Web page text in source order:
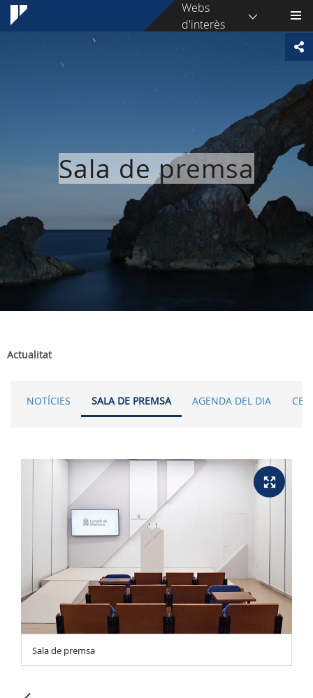
Webs
d'interès
Sala de premsa
Actualitat
NOTÍCIES SALA DE PREMSA AGENDA DEL DIA
Sala de premsa